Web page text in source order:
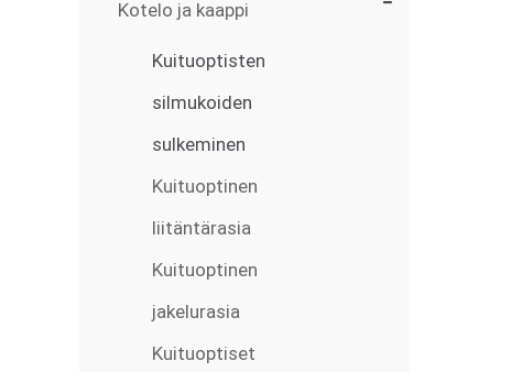
Kotelo ja kaappi
Kuituoptisten
silmukoiden
sulkeminen
Kuituoptinen
liitäntärasia
Kuituoptinen
jakelurasia
Kuituoptiset